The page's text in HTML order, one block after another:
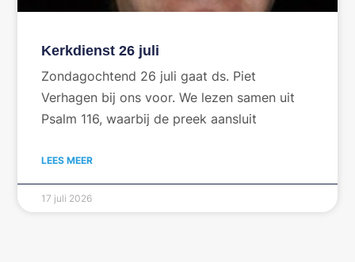
Kerkdienst 26 juli
Zondagochtend 26 juli gaat ds. Piet
Verhagen bij ons voor. We lezen samen uit
Psalm 116, waarbij de preek aansluit
LEES MEER
17 juli 2026